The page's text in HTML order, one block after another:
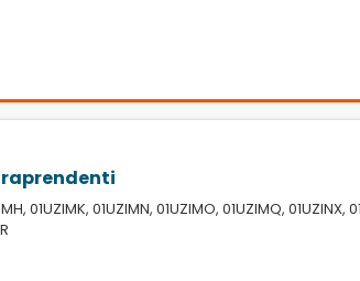
01UZIMK, 01UZIMN, 01UZIMO, 01UZIMQ, 01UZINX,